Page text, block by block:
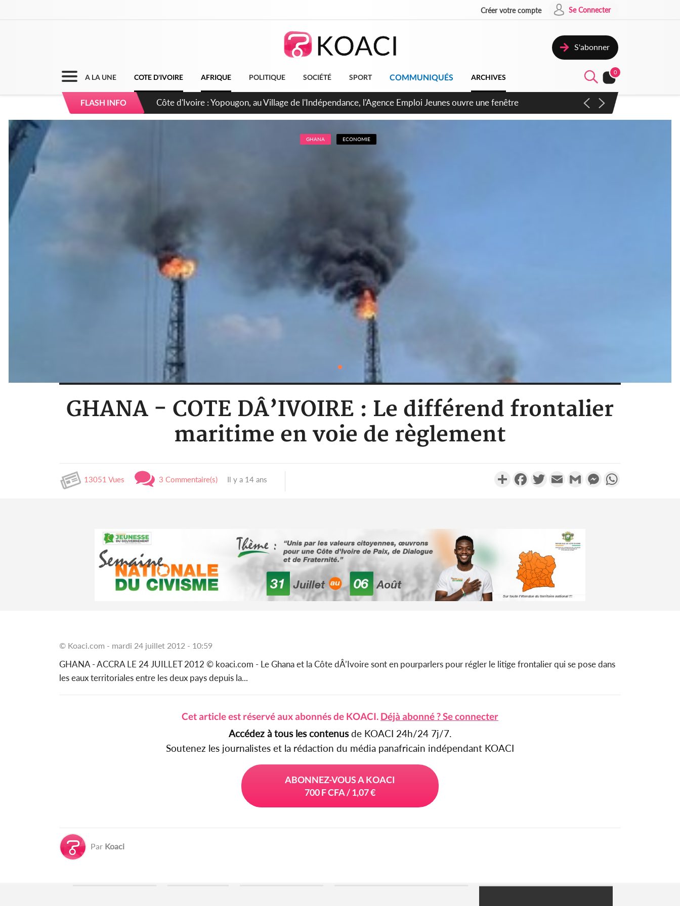
Créer votre compte Se Connecter
S'abonner
A LA UNE COTE D'IVOIRE AFRIQUE POLITIQUE SOCIÉTÉ SPORT COMMUNIQUÉS ARCHIVES
0
FLASH INFO
Côte d'Ivoire : Yopougon, au Village de l'Indépendance, l'Agence Emploi Jeunes ouvre une fenêtre
d'opportunités pour la jeunesse ivoirienne
GHANA ECONOMIE
GHANA - COTE DÂ’IVOIRE : Le différend frontalier
maritime en voie de règlement
13051 Vues 3 Commentaire(s) Il y a 14 ans PartagerFacebookTwitterEmail Gmail Messenger
© Koaci.com - mardi 24 juillet 2012 - 10:59
GHANA - ACCRA LE 24 JUILLET 2012 © koaci.com - Le Ghana et la Côte dÂ’Ivoire sont en pourparlers pour régler le litige frontalier qui se pose dans
les eaux territoriales entre les deux pays depuis la...
Cet article est réservé aux abonnés de KOACI. Déjà abonné ? Se connecter
Accédez à tous les contenusde KOACI 24h/24 7j/7.
Soutenez les journalistes et la rédaction du média panafricain indépendant KOACI
ABONNEZ-VOUS A KOACI
700 F CFA / 1,07 €
Par Koaci